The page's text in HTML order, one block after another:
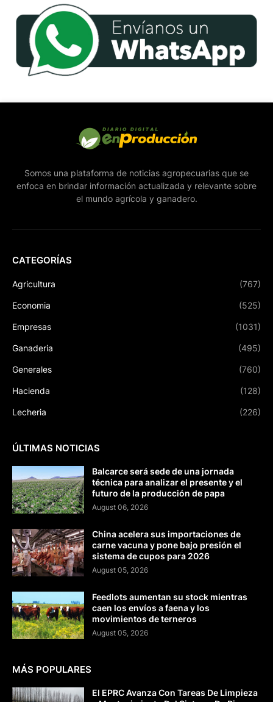
Somos una plataforma de noticias agropecuarias que se
enfoca en brindar información actualizada y relevante sobre
el mundo agrícola y ganadero.
CATEGORÍAS
Agricultura (767)
Economia (525)
Empresas (1031)
Ganaderia (495)
Generales (760)
Hacienda (128)
Lecheria (226)
ÚLTIMAS NOTICIAS
Balcarce será sede de una jornada
técnica para analizar el presente y el
futuro de la producción de papa
August 06, 2026
China acelera sus importaciones de
carne vacuna y pone bajo presión el
sistema de cupos para 2026
August 05, 2026
Feedlots aumentan su stock mientras
caen los envíos a faena y los
movimientos de terneros
August 05, 2026
MÁS POPULARES
El EPRC Avanza Con Tareas De Limpieza